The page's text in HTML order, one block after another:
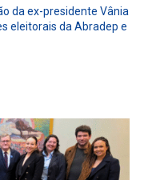
da ex-presidente Vânia
eleitorais da Abradep e